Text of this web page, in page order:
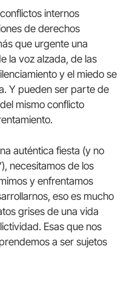
internos
de derechos
que urgente una
la voz alzada, de las
y el miedo se
Y pueden ser parte de
mismo conflicto
auténtica fiesta (y no
necesitamos de los
y enfrentamos
eso es mucho
grises de una vida
Esas que nos
a ser sujetos